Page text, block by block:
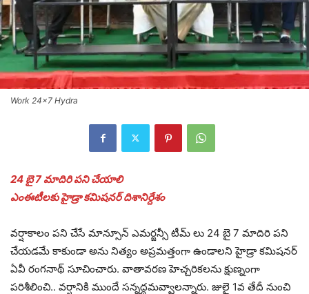
Work 24x7 Hydra
24 బై 7 మాదిరి ప‌ని చేయాలి
ఎంఈటీల‌కు హైడ్రా క‌మిష‌న‌ర్ దిశానిర్దేశం
వ‌ర్షాకాలం ప‌ని చేసే మాన్సూన్ ఎమ‌ర్జ‌న్సీ టీమ్‌ లు 24 బై 7 మాదిరి ప‌ని
చేయ‌డ‌మే కాకుండా అను నిత్యం అప్ర‌మ‌త్తంగా ఉండాల‌ని హైడ్రా క‌మిష‌న‌ర్
ఏవీ రంగ‌నాథ్‌ సూచించారు. వాతావ‌ర‌ణ హెచ్చ‌రిక‌ల‌ను క్షుణ్నంగా
ప‌రిశీలించి.. వ‌ర్షానికి ముందే స‌న్న‌ద్ధమ‌వ్వాల‌న్నారు. జులై 1వ తేదీ నుంచి